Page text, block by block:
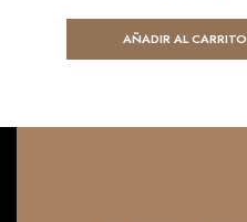
AÑADIR AL CARRITO